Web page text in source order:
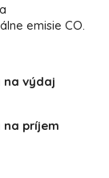
a
emisie CO.
na výdaj
príjem